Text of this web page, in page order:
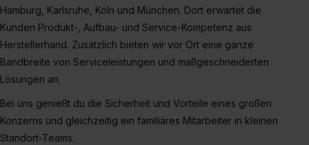
zeigen“. Weitere Informationen:Datenschutzerklärung
Impressum.
Hamburg, Karlsruhe, Köln und München. Dort erwartet die
Kunden Produkt-, Aufbau- und Service-Kompetenz aus
Herstellerhand. Zusätzlich bieten wir vor Ort eine ganze
Bandbreite von Serviceleistungen und maßgeschneiderten
Lösungen an.
Bei uns genießt du die Sicherheit und Vorteile eines großen
Konzerns und gleichzeitig ein familiäres Mitarbeiter in kleinen
Standort-Teams.